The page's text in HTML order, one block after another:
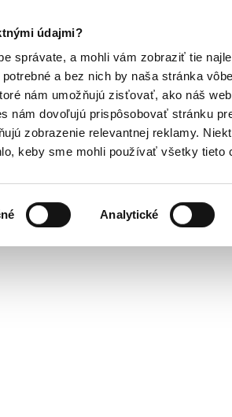
údajmi?
správate, a mohli vám zobraziť tie
a bez nich by naša stránka
nám umožňujú zisťovať, ako náš
nám dovoľujú prispôsobovať stránku
zobrazenie relevantnej reklamy.
keby sme mohli používať všetky tieto
Analytické